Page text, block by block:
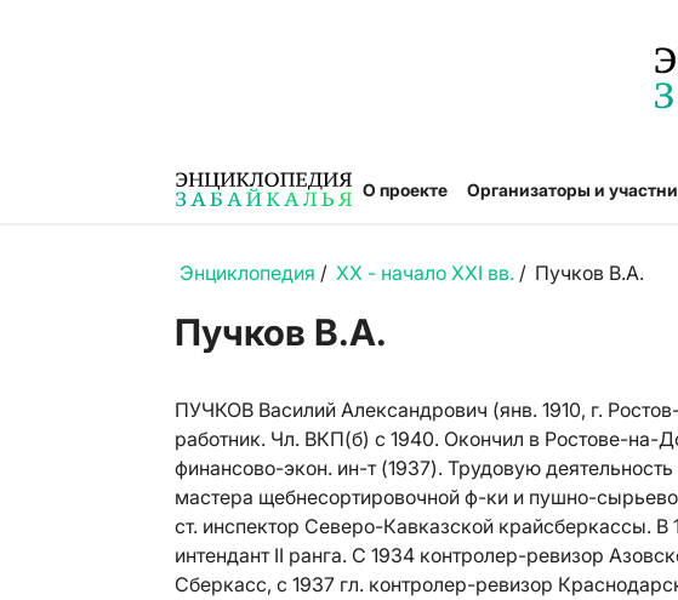
О проекте Организаторы и
Энциклопедия / XX - начало XXI вв. / Пучков В.А.
Пучков В.А.
ПУЧКОВ Василий Александрович (янв. 1910, г.
работник. Чл. ВКП(б) с 1940. Окончил в Ростове-на-
финансово-экон. ин-т (1937). Трудовую
мастера щебнесортировочной ф-ки и пушно-
ст. инспектор Северо-Кавказской крайсберкассы.
интендант II ранга. С 1934 контролер-ревизор
Сберкасс, с 1937 гл. контролер-ревизор